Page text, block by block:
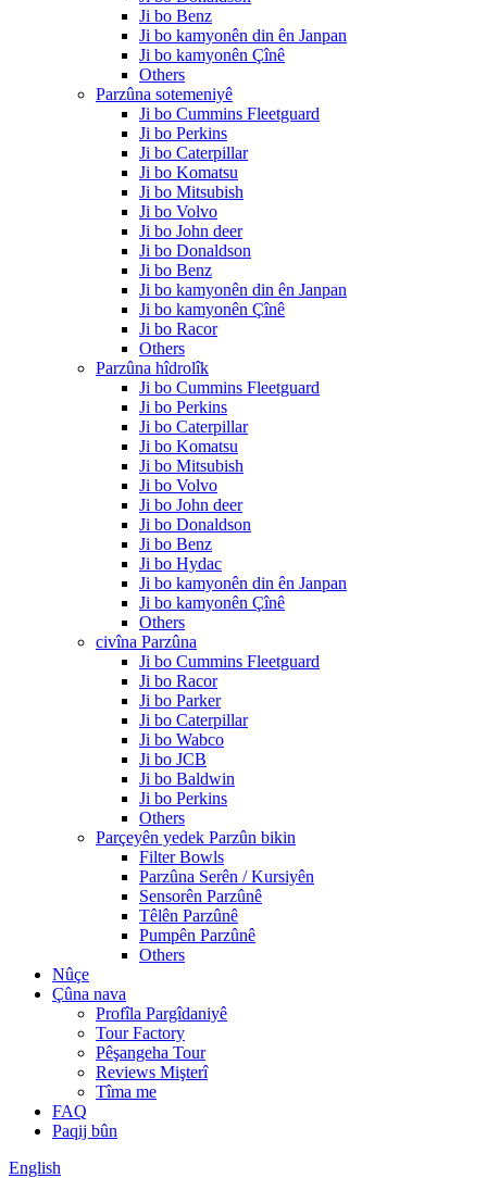
Ji bo Benz
Ji bo kamyonên din ên Janpan
Ji bo kamyonên Çînê
Others
Parzûna sotemeniyê
Ji bo Cummins Fleetguard
Ji bo Perkins
Ji bo Caterpillar
Ji bo Komatsu
Ji bo Mitsubish
Ji bo Volvo
Ji bo John deer
Ji bo Donaldson
Ji bo Benz
Ji bo kamyonên din ên Janpan
Ji bo kamyonên Çînê
Ji bo Racor
Others
Parzûna hîdrolîk
Ji bo Cummins Fleetguard
Ji bo Perkins
Ji bo Caterpillar
Ji bo Komatsu
Ji bo Mitsubish
Ji bo Volvo
Ji bo John deer
Ji bo Donaldson
Ji bo Benz
Ji bo Hydac
Ji bo kamyonên din ên Janpan
Ji bo kamyonên Çînê
Others
civîna Parzûna
Ji bo Cummins Fleetguard
Ji bo Racor
Ji bo Parker
Ji bo Caterpillar
Ji bo Wabco
Ji bo JCB
Ji bo Baldwin
Ji bo Perkins
Others
Parçeyên yedek Parzûn bikin
Filter Bowls
Parzûna Serên / Kursiyên
Sensorên Parzûnê
Têlên Parzûnê
Pumpên Parzûnê
Others
Nûçe
Çûna nava
Profîla Pargîdaniyê
Tour Factory
Pêşangeha Tour
Reviews Mişterî
Tîma me
FAQ
Paqij bûn
English